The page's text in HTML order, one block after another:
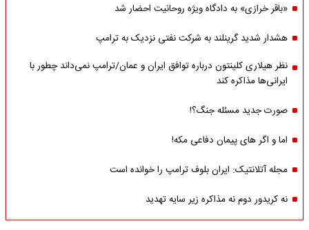
«باقر خرازی» به دادگاه ویژه روحانیت احضار شد
هشدار شدید گرینلند به شرکت نفتی نزدیک به ترامپ
نظر هیلاری کلینتون درباره توافق ایران و عمان/ترامپ نمی‌داند چطور با
ایرانی‌ها مذاکره کند
صورت جدید مسئله جنگ؟!
اما و اگر های پیمان دفاعی مکه!
مجله آتلانتیک: ایران بلوف ترامپ را خوانده است
نه کریدور دوم نه مذاکره زیر سایه تهدید